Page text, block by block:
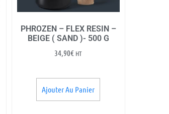
PHROZEN – FLEX RESIN –
BEIGE ( SAND )- 500 G
34,90€ HT
Ajouter Au Panier